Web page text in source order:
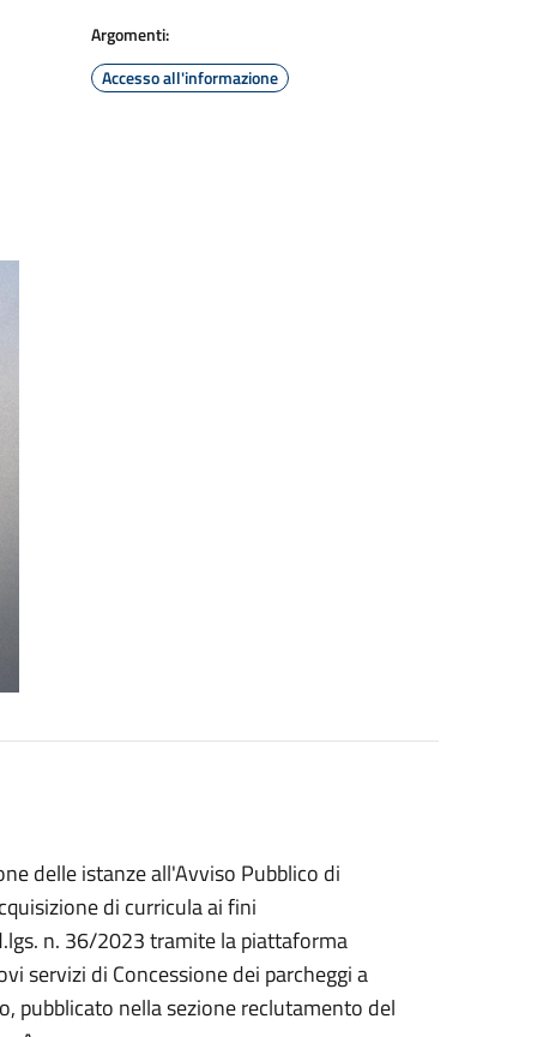
Argomenti:
Accesso all'informazione
delle istanze all'Avviso Pubblico di
di curricula ai fini
n. 36/2023 tramite la piattaforma
servizi di Concessione dei parcheggi a
pubblicato nella sezione reclutamento del